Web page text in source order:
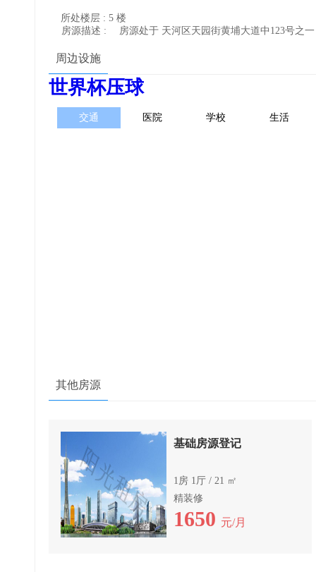
所处楼层 : 5 楼
房源描述 :
房源处于 天河区天园街黄埔大道中123号之
周边设施
其他房源
基础房源登记
1房 1厅 / 21 ㎡
精装修
1650 元/月